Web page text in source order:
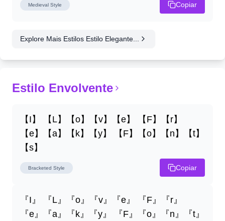
Medieval Style Copiar
Explore Mais Estilos Estilo Elegante...
Estilo Envolvente
【I】 【L】【o】【v】【e】 【F】【r】
【e】【a】【k】【y】 【F】【o】【n】【t】
【s】
Bracketed Style Copiar
『I』 『L』『o』『v』『e』 『F』『r』
『e』『a』『k』『y』 『F』『o』『n』『t』